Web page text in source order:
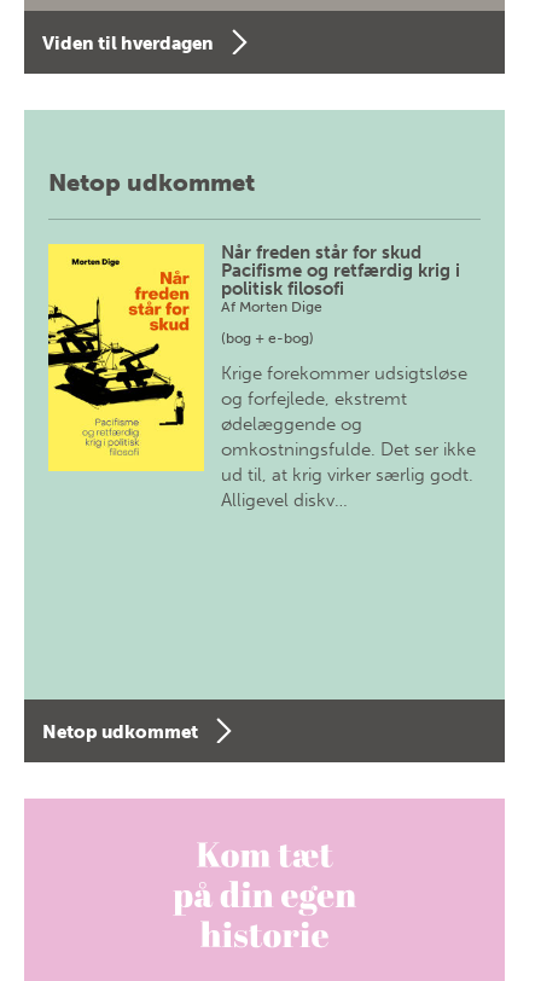
Viden til hverdagen
Netop udkommet
Når freden står for skud
Pacifisme og retfærdig krig i
politisk filosofi
Af Morten Dige
(bog + e-bog)
Krige forekommer udsigtsløse
og forfejlede, ekstremt
ødelæggende og
omkostningsfulde. Det ser ikke
ud til, at krig virker særlig godt.
Alligevel diskv…
Netop udkommet